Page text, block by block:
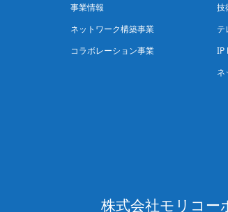
事業情報
ネットワーク構築事業
コラボレーション事業
技
テ
IP
ネ
株式会社モリコー